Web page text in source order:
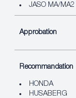
JASO MA/MA2
Approbation
Recommandation
HONDA
HUSABERG